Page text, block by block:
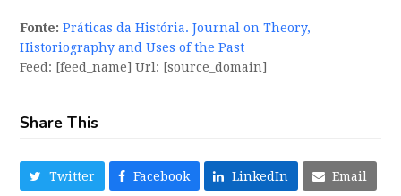
Fonte: Práticas da História. Journal on Theory,
Historiography and Uses of the Past
Feed: [feed_name] Url: [source_domain]
Share This
Twitter Facebook LinkedIn Email